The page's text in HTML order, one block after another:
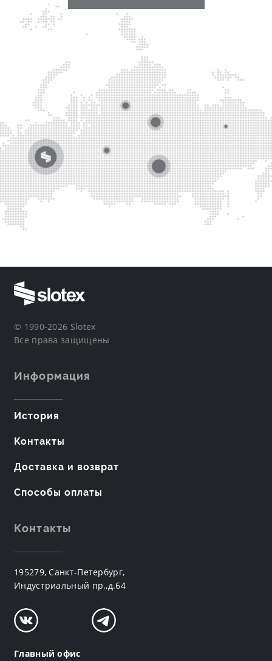
© 1990-2026 Slotex
Все права защищены
Информация
История
Контакты
Доставка и возврат
Способы оплаты
Контакты
195279, Санкт-Петербург,
Индустриальный пр.,д.64
Главный офис